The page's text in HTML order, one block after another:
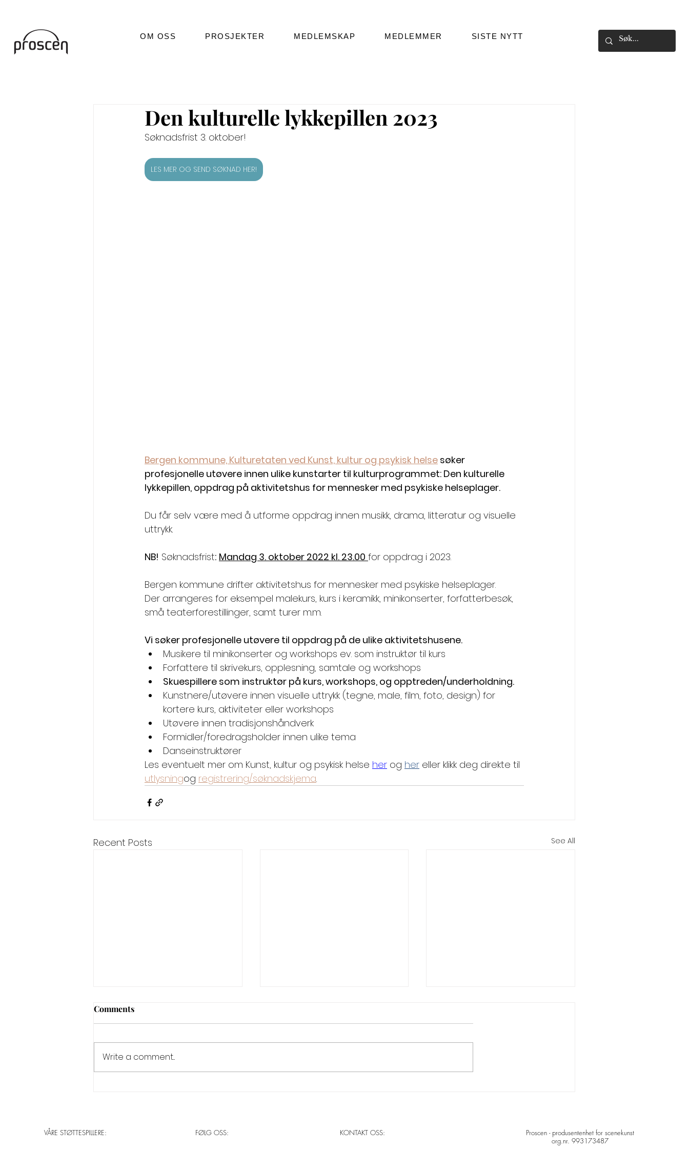
OM OSS PROSJEKTER MEDLEMSKAP MEDLEMMER SISTE NYTT
Den kulturelle lykkepillen 2023
Søknadsfrist 3. oktober!
LES MER OG SEND SØKNAD HER!
Bergen kommune, Kulturetaten ved Kunst, kultur og psykisk helse søker
profesjonelle utøvere innen ulike kunstarter til kulturprogrammet: Den kulturelle
lykkepillen, oppdrag på aktivitetshus for mennesker med psykiske helseplager.
Du får selv være med å utforme oppdrag innen musikk, drama, litteratur og visuelle
uttrykk.
NB! Søknadsfrist: Mandag 3. oktober 2022 kl. 23.00 for oppdrag i 2023.
Bergen kommune drifter aktivitetshus for mennesker med psykiske helseplager.
Der arrangeres for eksempel malekurs, kurs i keramikk, minikonserter, forfatterbesøk,
små teaterforestillinger, samt turer m.m.
Vi søker profesjonelle utøvere til oppdrag på de ulike aktivitetshusene.
Musikere til minikonserter og workshops ev. som instruktør til kurs
Forfattere til skrivekurs, opplesning, samtale og workshops
Skuespillere som instruktør på kurs, workshops, og opptreden/underholdning.
Kunstnere/utøvere innen visuelle uttrykk (tegne, male, film, foto, design) for
kortere kurs, aktiviteter eller workshops
Utøvere innen tradisjonshåndverk
Formidler/foredragsholder innen ulike tema
Danseinstruktører
Les eventuelt mer om Kunst, kultur og psykisk helse her og her eller klikk deg direkte til
utlysningog registrering/søknadskjema.
Recent Posts See All
Comments
Write a comment...
VÅRE STØTTESPILLERE: FØLG OSS: KONTAKT OSS:
Proscen - produsentenhet for scenekunst
org.nr. 993173487